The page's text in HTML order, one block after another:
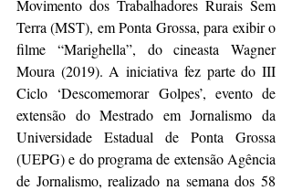
Movimento dos Trabalhadores Rurais Sem
Terra (MST), em Ponta Grossa, para exibir o
filme “Marighella”, do cineasta Wagner
Moura (2019). A iniciativa fez parte do III
Ciclo ‘Descomemorar Golpes’, evento de
extensão do Mestrado em Jornalismo da
Universidade Estadual de Ponta Grossa
(UEPG) e do programa de extensão Agência
de Jornalismo, realizado na semana dos 58